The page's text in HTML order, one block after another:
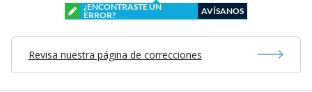
¿ENCONTRASTE UN
ERROR?
AVÍSANOS
Revisa nuestra página de correcciones